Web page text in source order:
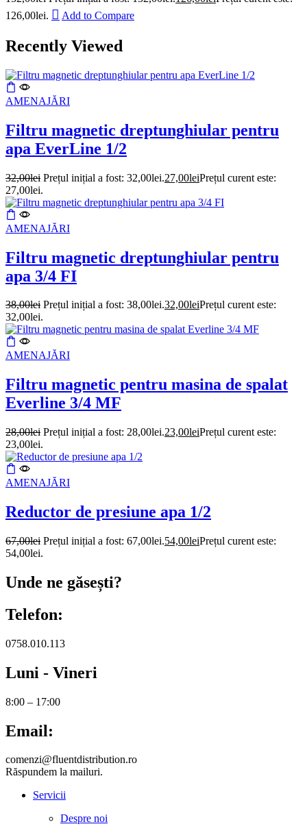
126,00lei.
Add to Compare
Recently Viewed
AMENAJĂRI
Filtru magnetic dreptunghiular pentru
apa EverLine 1/2
32,00lei Prețul inițial a fost: 32,00lei.27,00leiPrețul curent este:
27,00lei.
AMENAJĂRI
Filtru magnetic dreptunghiular pentru
apa 3/4 FI
38,00lei Prețul inițial a fost: 38,00lei.32,00leiPrețul curent este:
32,00lei.
AMENAJĂRI
Filtru magnetic pentru masina de spalat
Everline 3/4 MF
28,00lei Prețul inițial a fost: 28,00lei.23,00leiPrețul curent este:
23,00lei.
AMENAJĂRI
Reductor de presiune apa 1/2
67,00lei Prețul inițial a fost: 67,00lei.54,00leiPrețul curent este:
54,00lei.
Unde ne găsești?
Telefon:
0758.010.113
Luni - Vineri
8:00 – 17:00
Email:
comenzi@fluentdistribution.ro
Răspundem la mailuri.
Servicii
Despre noi